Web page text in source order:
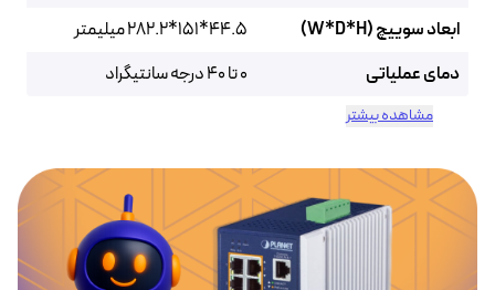
ابعاد سوییچ (W*D*H)
44.5*151*282.2 میلیمتر
دمای عملیاتی
0 تا 40 درجه سانتیگراد
مشاهده بیشتر